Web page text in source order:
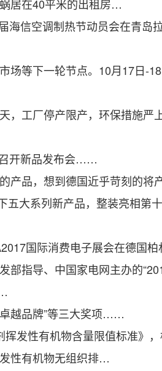
居在40平米的出租房…
信空调制热节动员会在青岛
等下一轮节点。10月17日-
工厂停产限产，环保措施
开新品发布会……
品，想到德国近乎苛刻的将
系列新产品，整装亮相第
国际消费电子展会在德国
指导、中国家电网主办的
越品牌”等三大奖项……
性有机物含量限值标准》
性有机物无组织排…